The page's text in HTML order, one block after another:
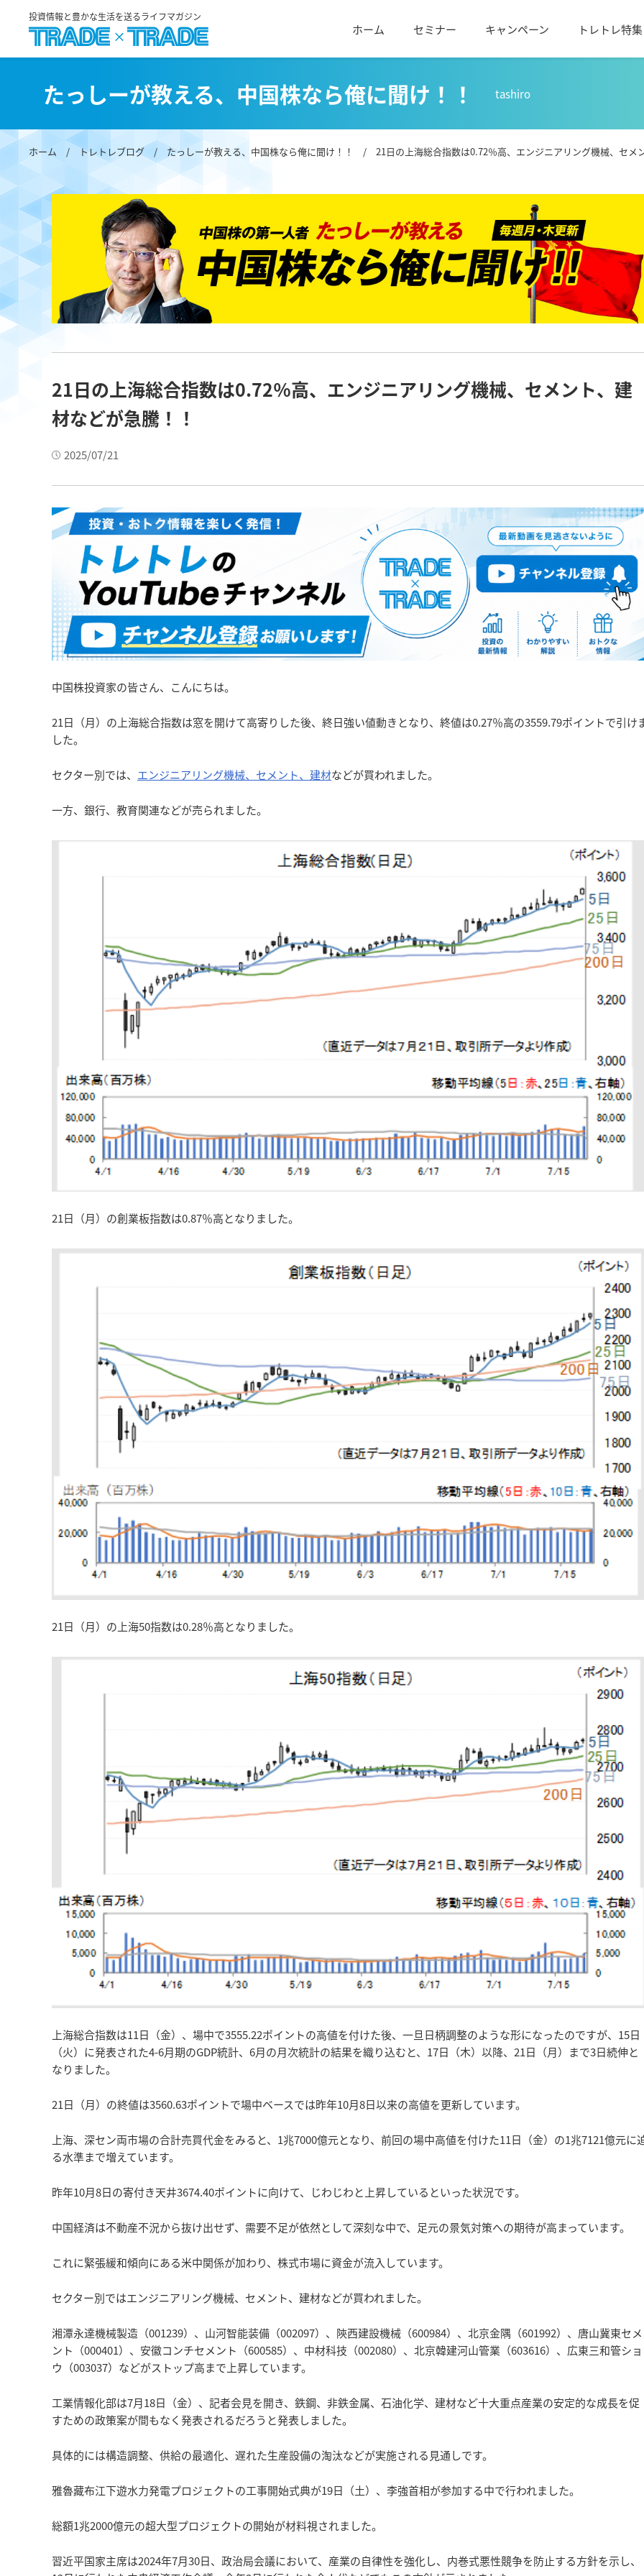
投資情報と豊かな生活を送るライフマガジン
ホーム セミナー キャンペーン トレトレ特集
たっしーが教える、中国株なら俺に聞け！！ tashiro
ホーム /トレトレブログ / たっしーが教える、中国株なら俺に聞け！！ / 21日の上海総合指数は0.72％高、エンジニアリング機械、セメ
21日の上海総合指数は0.72％高、エンジニアリング機械、セメント、建
材などが急騰！！
2025/07/21
中国株投資家の皆さん、こんにちは。
21日（月）の上海総合指数は窓を開けて高寄りした後、終日強い値動きとなり、終値は0.27％高の3559.79ポイントで引け
した。
セクター別では、 エンジニアリング機械、セメント、建材などが買われました。
一方、銀行、教育関連などが売られました。
21日（月）の創業板指数は0.87％高となりました。
21日（月）の上海50指数は0.28％高となりました。
上海総合指数は11日（金）、場中で3555.22ポイントの高値を付けた後、一旦日柄調整のような形になったのですが、15日
（火）に発表された4-6月期のGDP統計、6月の月次統計の結果を織り込むと、17日（木）以降、21日（月）まで3日続伸と
なりました。
21日（月）の終値は3560.63ポイントで場中ベースでは昨年10月8日以来の高値を更新しています。
上海、深セン両市場の合計売買代金をみると、1兆7000億元となり、前回の場中高値を付けた11日（金）の1兆7121億元に
る水準まで増えています。
昨年10月8日の寄付き天井3674.40ポイントに向けて、じわじわと上昇しているといった状況です。
中国経済は不動産不況から抜け出せず、需要不足が依然として深刻な中で、足元の景気対策への期待が高まっています。
これに緊張緩和傾向にある米中関係が加わり、株式市場に資金が流入しています。
セクター別ではエンジニアリング機械、セメント、建材などが買われました。
湘潭永達機械製造（001239）、山河智能装備（002097）、陝西建設機械（600984）、北京金隅（601992）、唐山冀東セメ
ント（000401）、安徽コンチセメント（600585）、中材科技（002080）、北京韓建河山管業（603616）、広東三和管ショ
ウ（003037）などがストップ高まで上昇しています。
工業情報化部は7月18日（金）、記者会見を開き、鉄鋼、非鉄金属、石油化学、建材など十大重点産業の安定的な成長を促
すための政策案が間もなく発表されるだろうと発表しました。
具体的には構造調整、供給の最適化、遅れた生産設備の淘汰などが実施される見通しです。
雅魯藏布江下遊水力発電プロジェクトの工事開始式典が19日（土）、李強首相が参加する中で行われました。
総額1兆2000億元の超大型プロジェクトの開始が材料視されました。
習近平国家主席は2024年7月30日、政治局会議において、産業の自律性を強化し、内巻式悪性競争を防止する方針を示し、